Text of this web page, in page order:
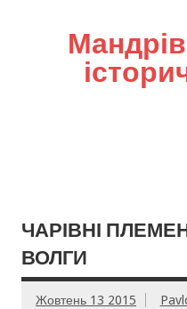
ЧАРІВНІ
ВОЛГИ
Жовтень 13 2015